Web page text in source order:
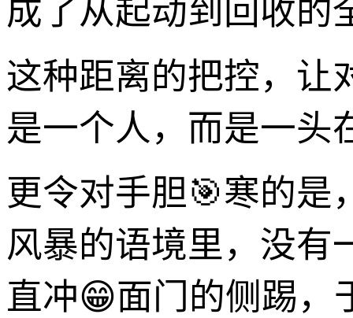
成了从起动到回收的
这种距离的把控，让
是一个人，而是一头
更令对手胆🎯寒的是
风暴的语境里，没有
直冲😁面门的侧踢，